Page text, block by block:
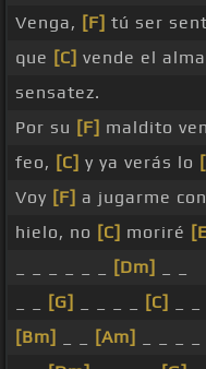
Venga, [F] tú ser
que [C] vende el alma
sensatez.
Por su [F] maldito
feo, [C] y ya verás lo
Voy [F] a jugarme
hielo, no [C] moriré
[Dm]
[G] [C]
[Bm]
[Am]